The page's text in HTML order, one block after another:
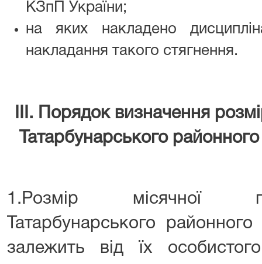
КЗпП України;
на яких накладено
накладання такого стягнення.
III. Порядок визначення
Татарбунарського
1.Розмір місячної
Татарбунарського
залежить від їх